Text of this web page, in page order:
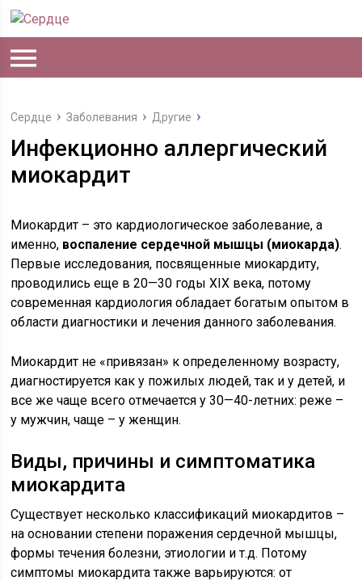
Сердце Заболевания Другие
Инфекционно аллергический
миокардит
Миокардит – это кардиологическое заболевание, а
именно, воспаление сердечной мышцы (миокарда).
Первые исследования, посвященные миокардиту,
проводились еще в 20—30 годы XIX века, потому
современная кардиология обладает богатым опытом в
области диагностики и лечения данного заболевания.
Миокардит не «привязан» к определенному возрасту,
диагностируется как у пожилых людей, так и у детей, и
все же чаще всего отмечается у 30—40-летних: реже –
у мужчин, чаще – у женщин.
Виды, причины и симптоматика
миокардита
Существует несколько классификаций миокардитов –
на основании степени поражения сердечной мышцы,
формы течения болезни, этиологии и т.д. Потому
симптомы миокардита также варьируются: от